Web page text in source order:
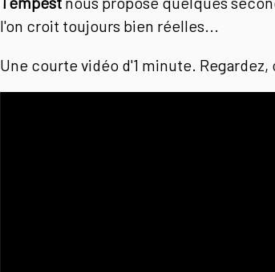
l'on croit toujours bien réelles...
Une courte vidéo d'1 minute.